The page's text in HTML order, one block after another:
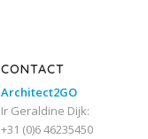
CONTACT
Architect2GO
Ir Geraldine Dijk:
+31 (0)6 46235450